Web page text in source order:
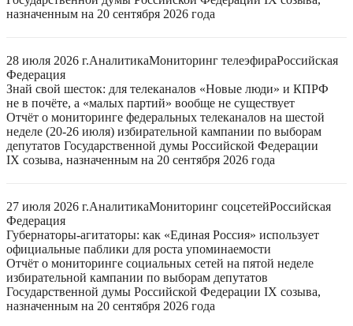
назначенным на 20 сентября 2026 года
28 июля 2026 г.АналитикаМониторинг телеэфираРоссийская
Федерация
Знай свой шесток: для телеканалов «Новые люди» и КПРФ
не в почёте, а «малых партий» вообще не существует
Отчёт о мониторинге федеральных телеканалов на шестой
неделе (20-26 июля) избирательной кампании по выборам
депутатов Государственной думы Российской Федерации
IX созыва, назначенным на 20 сентября 2026 года
27 июля 2026 г.АналитикаМониторинг соцсетейРоссийская
Федерация
Губернаторы-агитаторы: как «Единая Россия» использует
официальные паблики для роста упоминаемости
Отчёт о мониторинге социальных сетей на пятой неделе
избирательной кампании по выборам депутатов
Государственной думы Российской Федерации IX созыва,
назначенным на 20 сентября 2026 года